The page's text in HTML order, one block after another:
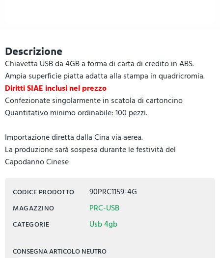
Descrizione
Chiavetta USB da 4GB a forma di carta di credito in ABS.
Ampia superficie piatta adatta alla stampa in quadricromia.
Diritti SIAE inclusi nel prezzo
Confezionate singolarmente in scatola di cartoncino
Quantitativo minimo ordinabile: 100 pezzi.
Importazione diretta dalla Cina via aerea.
La produzione sarà sospesa durante le festività del
Capodanno Cinese
CODICE PRODOTTO 90PRC1159-4G
MAGAZZINO PRC-USB
CATEGORIE Usb 4gb
CONSEGNA ARTICOLO NEUTRO